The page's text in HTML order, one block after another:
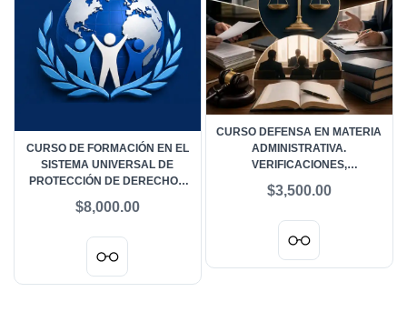
CURSO DEFENSA EN MATERIA
ADMINISTRATIVA.
VERIFICACIONES,
RESPONSABILIDADES - COSTO
$3,500.00
CURSO DE FORMACIÓN EN EL
SISTEMA UNIVERSAL DE
PROTECCIÓN DE DERECHOS
$8,000.00